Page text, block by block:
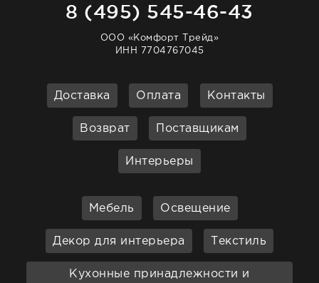
8 (495) 545-46-43
ООО «Комфорт Трейд»
ИНН 7704767045
Доставка Оплата Контакты
Возврат Поставщикам
Интерьеры
Мебель Освещение
Декор для интерьера Текстиль
Кухонные принадлежности и